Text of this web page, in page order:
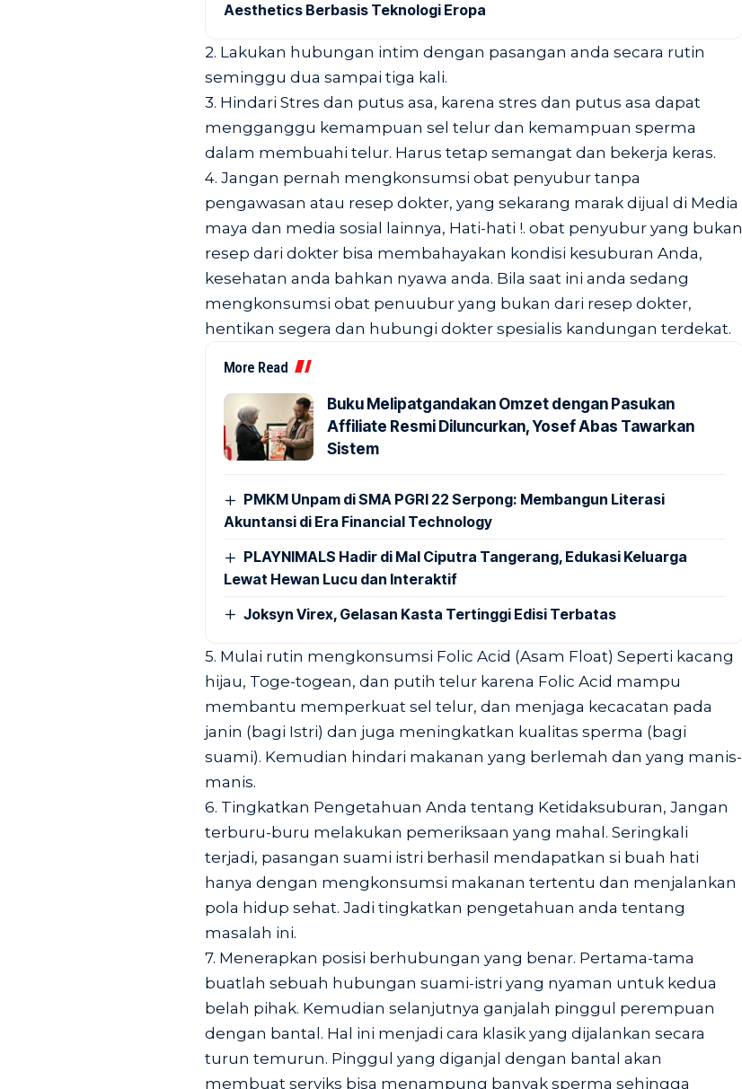
Aesthetics Berbasis Teknologi Eropa
2. Lakukan hubungan intim dengan pasangan anda secara rutin
seminggu dua sampai tiga kali.
3. Hindari Stres dan putus asa, karena stres dan putus asa dapat
mengganggu kemampuan sel telur dan kemampuan sperma
dalam membuahi telur. Harus tetap semangat dan bekerja keras.
4. Jangan pernah mengkonsumsi obat penyubur tanpa
pengawasan atau resep dokter, yang sekarang marak dijual di Media
maya dan media sosial lainnya, Hati-hati !. obat penyubur yang bukan
resep dari dokter bisa membahayakan kondisi kesuburan Anda,
kesehatan anda bahkan nyawa anda. Bila saat ini anda sedang
mengkonsumsi obat penuubur yang bukan dari resep dokter,
hentikan segera dan hubungi dokter spesialis kandungan terdekat.
More Read
Buku Melipatgandakan Omzet dengan Pasukan
Affiliate Resmi Diluncurkan, Yosef Abas Tawarkan
Sistem
PMKM Unpam di SMA PGRI 22 Serpong: Membangun Literasi
Akuntansi di Era Financial Technology
PLAYNIMALS Hadir di Mal Ciputra Tangerang, Edukasi Keluarga
Lewat Hewan Lucu dan Interaktif
Joksyn Virex, Gelasan Kasta Tertinggi Edisi Terbatas
5. Mulai rutin mengkonsumsi Folic Acid (Asam Float) Seperti kacang
hijau, Toge-togean, dan putih telur karena Folic Acid mampu
membantu memperkuat sel telur, dan menjaga kecacatan pada
janin (bagi Istri) dan juga meningkatkan kualitas sperma (bagi
suami). Kemudian hindari makanan yang berlemah dan yang manis-
manis.
6. Tingkatkan Pengetahuan Anda tentang Ketidaksuburan, Jangan
terburu-buru melakukan pemeriksaan yang mahal. Seringkali
terjadi, pasangan suami istri berhasil mendapatkan si buah hati
hanya dengan mengkonsumsi makanan tertentu dan menjalankan
pola hidup sehat. Jadi tingkatkan pengetahuan anda tentang
masalah ini.
7. Menerapkan posisi berhubungan yang benar. Pertama-tama
buatlah sebuah hubungan suami-istri yang nyaman untuk kedua
belah pihak. Kemudian selanjutnya ganjalah pinggul perempuan
dengan bantal. Hal ini menjadi cara klasik yang dijalankan secara
turun temurun. Pinggul yang diganjal dengan bantal akan
membuat serviks bisa menampung banyak sperma sehingga